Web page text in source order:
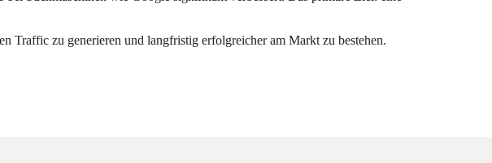
zu generieren und langfristig erfolgreicher am Markt zu bestehen.